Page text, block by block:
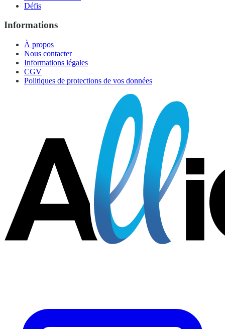
Défis
Informations
À propos
Nous contacter
Informations légales
CGV
Politiques de protections de vos données